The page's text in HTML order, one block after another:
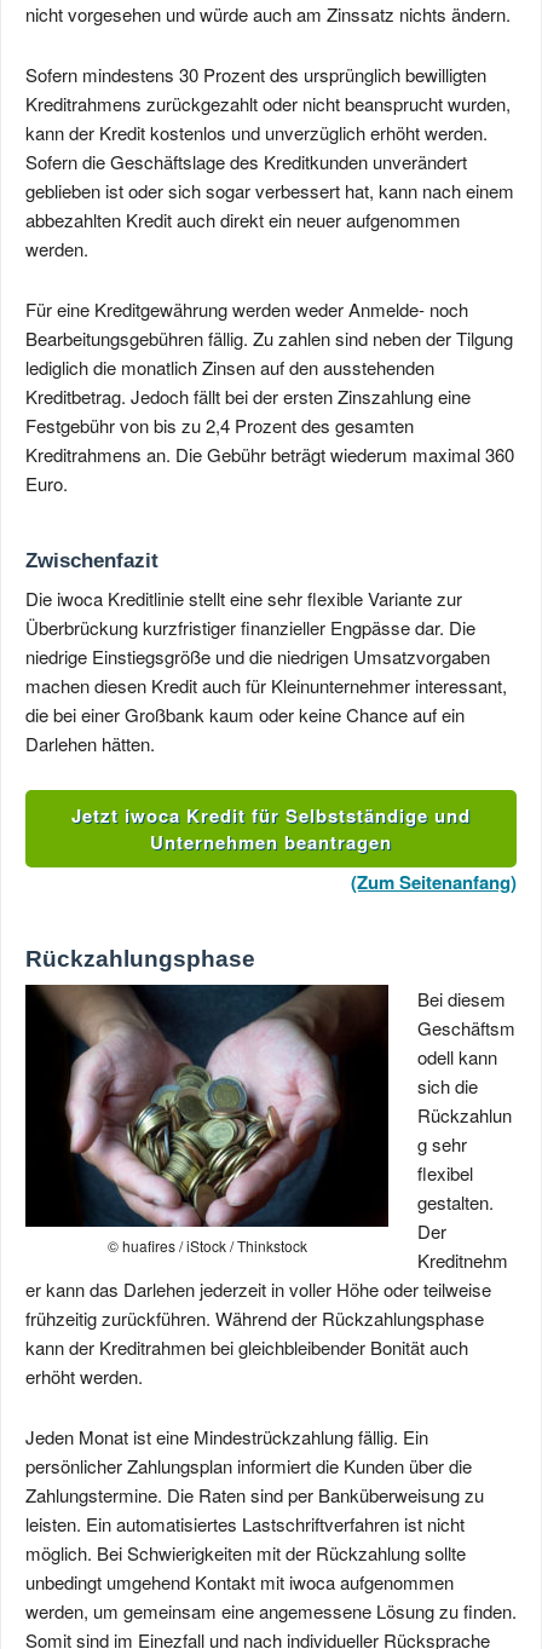
nicht vorgesehen und würde auch am Zinssatz nichts ändern.
Sofern mindestens 30 Prozent des ursprünglich bewilligten
Kreditrahmens zurückgezahlt oder nicht beansprucht wurden,
kann der Kredit kostenlos und unverzüglich erhöht werden.
Sofern die Geschäftslage des Kreditkunden unverändert
geblieben ist oder sich sogar verbessert hat, kann nach einem
abbezahlten Kredit auch direkt ein neuer aufgenommen
werden.
Für eine Kreditgewährung werden weder Anmelde- noch
Bearbeitungsgebühren fällig. Zu zahlen sind neben der Tilgung
lediglich die monatlich Zinsen auf den ausstehenden
Kreditbetrag. Jedoch fällt bei der ersten Zinszahlung eine
Festgebühr von bis zu 2,4 Prozent des gesamten
Kreditrahmens an. Die Gebühr beträgt wiederum maximal 360
Euro.
Zwischenfazit
Die iwoca Kreditlinie stellt eine sehr flexible Variante zur
Überbrückung kurzfristiger finanzieller Engpässe dar. Die
niedrige Einstiegsgröße und die niedrigen Umsatzvorgaben
machen diesen Kredit auch für Kleinunternehmer interessant,
die bei einer Großbank kaum oder keine Chance auf ein
Darlehen hätten.
Jetzt iwoca Kredit für Selbstständige und
Unternehmen beantragen
(Zum Seitenanfang)
Rückzahlungsphase
© huafires / iStock / Thinkstock
Bei diesem
Geschäftsm
odell kann
sich die
Rückzahlun
g sehr
flexibel
gestalten.
Der
Kreditnehm
er kann das Darlehen jederzeit in voller Höhe oder teilweise
frühzeitig zurückführen. Während der Rückzahlungsphase
kann der Kreditrahmen bei gleichbleibender Bonität auch
erhöht werden.
Jeden Monat ist eine Mindestrückzahlung fällig. Ein
persönlicher Zahlungsplan informiert die Kunden über die
Zahlungstermine. Die Raten sind per Banküberweisung zu
leisten. Ein automatisiertes Lastschriftverfahren ist nicht
möglich. Bei Schwierigkeiten mit der Rückzahlung sollte
unbedingt umgehend Kontakt mit iwoca aufgenommen
werden, um gemeinsam eine angemessene Lösung zu finden.
Somit sind im Einezfall und nach individueller Rücksprache